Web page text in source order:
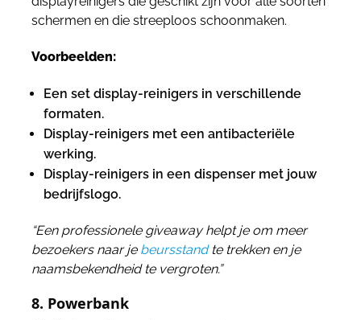
schermen en die streeploos schoonmaken.
Voorbeelden:
Een set display-reinigers in verschillende
formaten.
Display-reinigers met een antibacteriële
werking.
Display-reinigers in een dispenser met jouw
bedrijfslogo.
“Een professionele giveaway helpt je om meer
bezoekers naar je beursstandte trekken en je
naamsbekendheid te vergroten.”
8. Powerbank